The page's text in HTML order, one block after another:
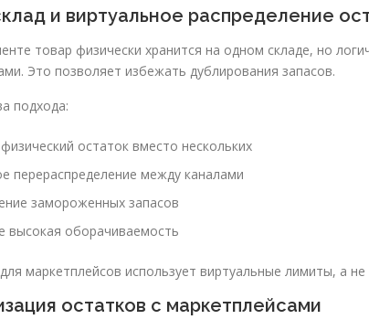
и виртуальное распределение
товар физически хранится на одном складе, но
Это позволяет избежать дублирования запасов.
подхода:
остаток вместо нескольких
перераспределение между каналами
замороженных запасов
высокая оборачиваемость
маркетплейсов использует виртуальные лимиты, а не
остатков с маркетплейсами